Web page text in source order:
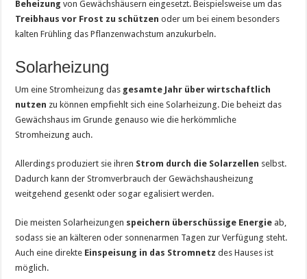
Beheizung von Gewächshäusern eingesetzt. Beispielsweise um das
Treibhaus vor Frost zu schützen oder um bei einem besonders
kalten Frühling das Pflanzenwachstum anzukurbeln.
Solarheizung
Um eine Stromheizung das gesamte Jahr über wirtschaftlich
nutzen zu können empfiehlt sich eine Solarheizung. Die beheizt das
Gewächshaus im Grunde genauso wie die herkömmliche
Stromheizung auch.
Allerdings produziert sie ihren Strom durch die Solarzellen selbst.
Dadurch kann der Stromverbrauch der Gewächshausheizung
weitgehend gesenkt oder sogar egalisiert werden.
Die meisten Solarheizungen speichern überschüssige Energie ab,
sodass sie an kälteren oder sonnenarmen Tagen zur Verfügung steht.
Auch eine direkte Einspeisung in das Stromnetz des Hauses ist
möglich.